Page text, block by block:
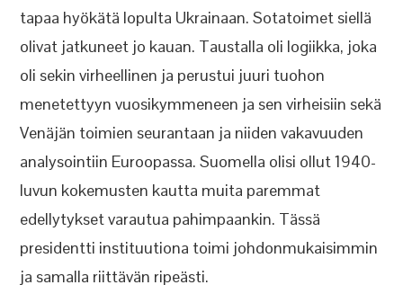
tapaa hyökätä lopulta Ukrainaan. Sotatoimet siellä
olivat jatkuneet jo kauan. Taustalla oli logiikka, joka
oli sekin virheellinen ja perustui juuri tuohon
menetettyyn vuosikymmeneen ja sen virheisiin sekä
Venäjän toimien seurantaan ja niiden vakavuuden
analysointiin Euroopassa. Suomella olisi ollut 1940-
luvun kokemusten kautta muita paremmat
edellytykset varautua pahimpaankin. Tässä
presidentti instituutiona toimi johdonmukaisimmin
ja samalla riittävän ripeästi.